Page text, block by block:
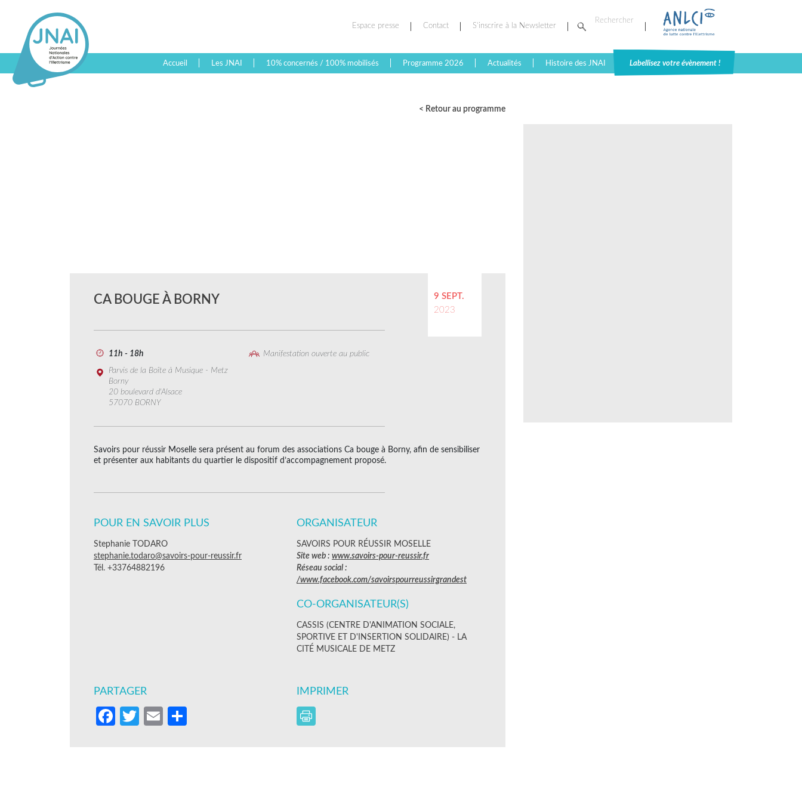
Espace presse Contact S’inscrire à la Newsletter
Accueil Les JNAI 10% concernés / 100% mobilisés Programme 2026 Actualités Histoire des JNAI Labellisez votre évènement !
< Retour au programme
9 SEPT.
2023
CA BOUGE À BORNY
11h - 18h
Manifestation ouverte au public
Parvis de la Boîte à Musique - Metz
Borny
20 boulevard d'Alsace
57070 BORNY
Savoirs pour réussir Moselle sera présent au forum des associations Ca bouge à Borny, afin de sensibiliser
et présenter aux habitants du quartier le dispositif d’accompagnement proposé.
POUR EN SAVOIR PLUS
Stephanie TODARO
stephanie.todaro@savoirs-pour-reussir.fr
Tél. +33764882196
ORGANISATEUR
SAVOIRS POUR RÉUSSIR MOSELLE
Site web : www.savoirs-pour-reussir.fr
Réseau social :
/www.facebook.com/savoirspourreussirgrandest
CO-ORGANISATEUR(S)
CASSIS (CENTRE D'ANIMATION SOCIALE,
SPORTIVE ET D'INSERTION SOLIDAIRE) - LA
CITÉ MUSICALE DE METZ
PARTAGER
Facebook
Twitter
Email
IMPRIMER